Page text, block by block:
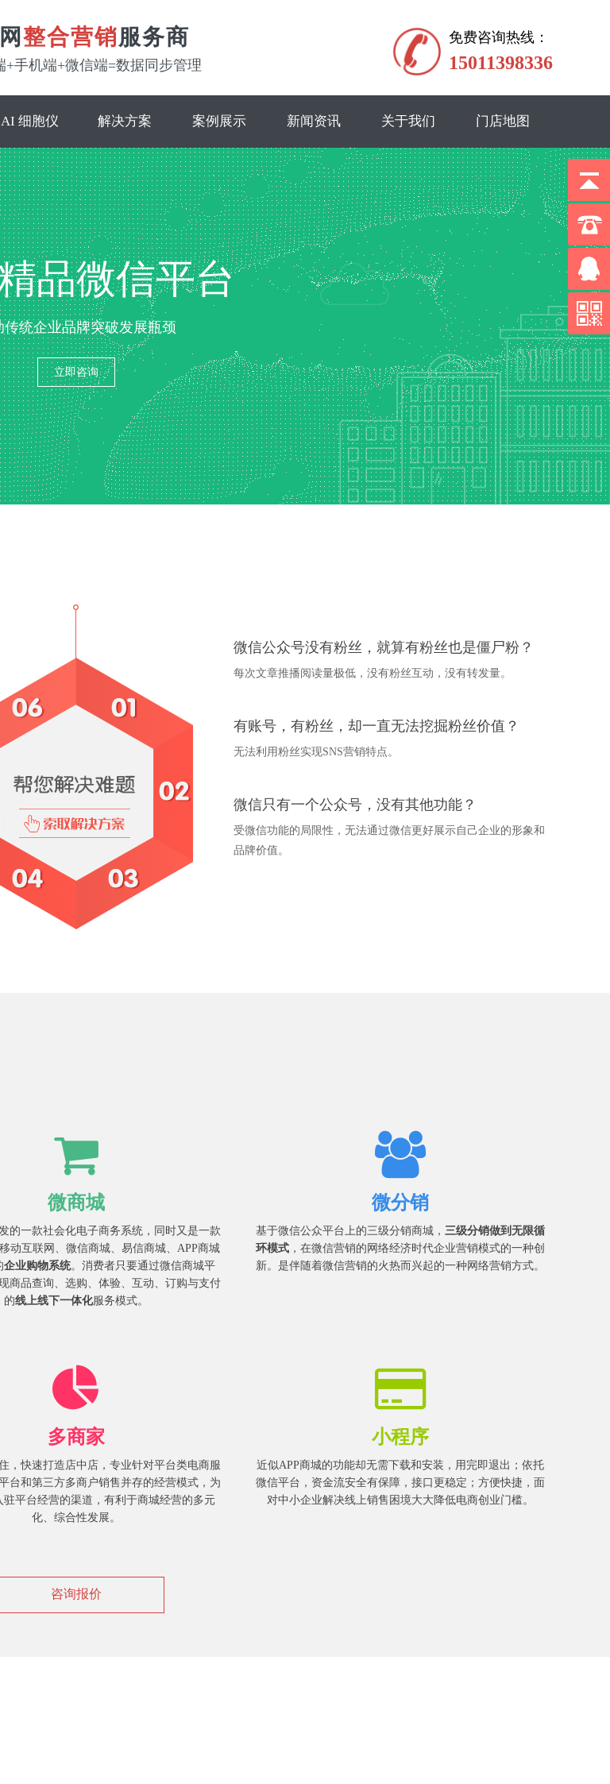
整合营销服务商
+手机端+微信端=数据同步管理
免费咨询热线：
15011398336
AI 细胞仪 解决方案 案例展示 新闻资讯 关于我们 门店地图
品微信平台
传统企业品牌突破发展瓶颈
立即咨询
微信公众号没有粉丝，就算有粉丝也是僵尸粉？
每次文章推播阅读量极低，没有粉丝互动，没有转发量。
有账号，有粉丝，却一直无法挖掘粉丝价值？
无法利用粉丝实现SNS营销特点。
微信只有一个公众号，没有其他功能？
受微信功能的局限性，无法通过微信更好展示自己企业的形象和
品牌价值。
微商城
的一款社会化电子商务系统，同时又是一款
动互联网、微信商城、易信商城、APP商城
企业购物系统。消费者只要通过微信商城平
商品查询、选购、体验、互动、订购与支付
的线上线下一体化服务模式。
微分销
基于微信公众平台上的三级分销商城，三级分销做到无限循
环模式 ，在微信营销的网络经济时代企业营销模式的一种创
新。是伴随着微信营销的火热而兴起的一种网络营销方式。
多商家
，快速打造店中店，专业针对平台类电商服
台和第三方多商户销售并存的经营模式，为
驻平台经营的渠道，有利于商城经营的多元
化、综合性发展。
小程序
近似APP商城的功能却无需下载和安装，用完即退出；依托
微信平台，资金流安全有保障，接口更稳定；方便快捷，面
对中小企业解决线上销售困境大大降低电商创业门槛。
咨询报价